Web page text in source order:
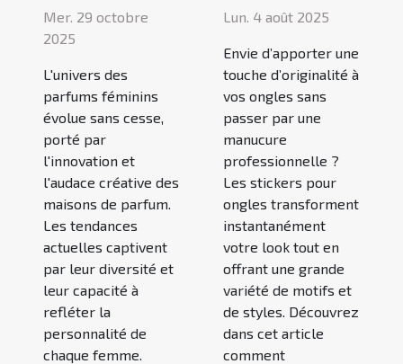
Mer. 29 octobre
2025
L'univers des
parfums féminins
évolue sans cesse,
porté par
l'innovation et
l'audace créative des
maisons de parfum.
Les tendances
actuelles captivent
par leur diversité et
leur capacité à
refléter la
personnalité de
chaque femme.
Lun. 4 août 2025
Envie d’apporter une
touche d’originalité à
vos ongles sans
passer par une
manucure
professionnelle ?
Les stickers pour
ongles transforment
instantanément
votre look tout en
offrant une grande
variété de motifs et
de styles. Découvrez
dans cet article
comment